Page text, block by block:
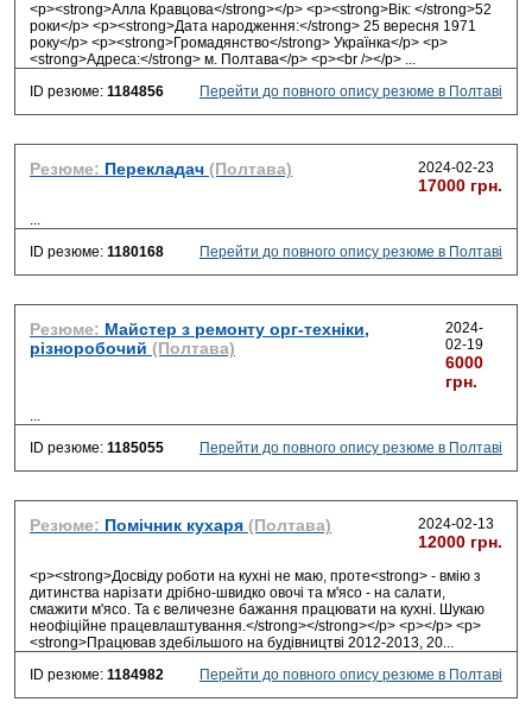
<p><strong>Алла Кравцова</strong></p> <p><strong>Вік: </strong>52
роки</p> <p><strong>Дата народження:</strong> 25 вересня 1971
року</p> <p><strong>Громадянство</strong> Українка</p> <p>
<strong>Адреса:</strong> м. Полтава</p> <p><br /></p> ...
ID резюме: 1184856 Перейти до повного опису резюме в Полтаві
Резюме: Перекладач (Полтава) 2024-02-23
17000 грн.
...
ID резюме: 1180168 Перейти до повного опису резюме в Полтаві
Резюме: Майстер з ремонту орг-техніки,
різноробочий (Полтава)
2024-
02-19
6000
грн.
...
ID резюме: 1185055 Перейти до повного опису резюме в Полтаві
Резюме: Помічник кухаря (Полтава) 2024-02-13
12000 грн.
<p><strong>Досвіду роботи на кухні не маю, проте<strong> - вмію з
дитинства нарізати дрібно-швидко овочі та м'ясо - на салати,
смажити м'ясо. Та є величезне бажання працювати на кухні. Шукаю
неофіційне працевлаштування.</strong></strong></p> <p></p> <p>
<strong>Працював здебільшого на будівництві 2012-2013, 20...
ID резюме: 1184982 Перейти до повного опису резюме в Полтаві